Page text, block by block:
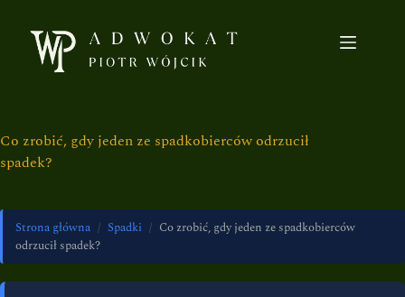
Co zrobić, gdy jeden ze spadkobierców odrzucił
spadek?
Strona główna / Spadki / Co zrobić, gdy jeden ze spadkobierców
odrzucił spadek?